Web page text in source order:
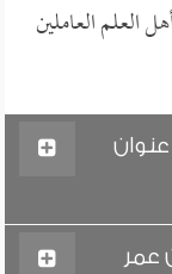
العلم العاملين
عمر